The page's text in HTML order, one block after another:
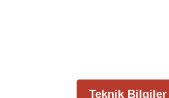
Teknik Bilgiler